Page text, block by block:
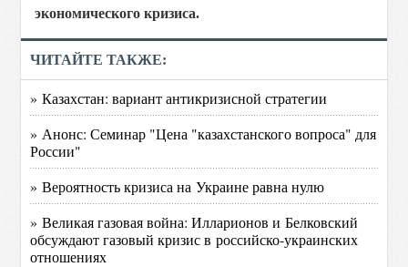
экономического кризиса.
ЧИТАЙТЕ ТАКЖЕ:
» Казахстан: вариант антикризисной стратегии
» Анонс: Семинар "Цена "казахстанского вопроса" для
России"
» Вероятность кризиса на Украине равна нулю
» Великая газовая война: Илларионов и Белковский
обсуждают газовый кризис в российско-украинских
отношениях